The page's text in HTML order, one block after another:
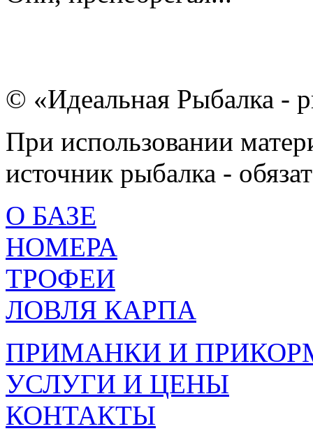
© «Идеальная Рыбалка -
При использовании
источник рыбалка -
О БАЗЕ
НОМЕРА
ТРОФЕИ
ЛОВЛЯ КАРПА
ПРИМАНКИ И
УСЛУГИ И ЦЕНЫ
КОНТАКТЫ